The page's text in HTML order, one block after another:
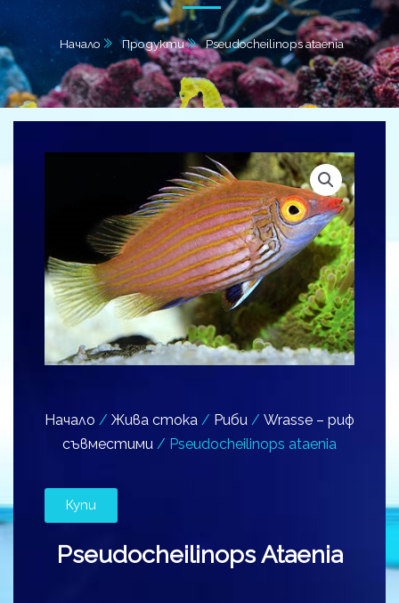
Начало Продукти Pseudocheilinops ataenia
Начало / Жива стока / Риби / Wrasse – риф
съвместими / Pseudocheilinops ataenia
Купи
Pseudocheilinops Ataenia